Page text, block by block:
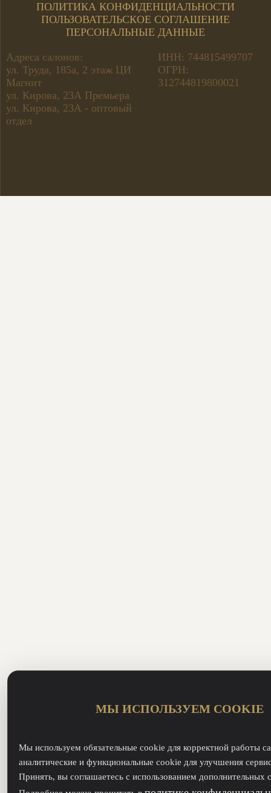
ПОЛИТИКА КОНФИДЕНЦИАЛЬНОСТИ
ПОЛЬЗОВАТЕЛЬСКОЕ СОГЛАШЕНИЕ
ПЕРСОНАЛЬНЫЕ ДАННЫЕ
Адреса салонов:
ул. Труда, 185а, 2 этаж ЦИ
Магнит
ул. Кирова, 23А Премьера
ул. Кирова, 23А - оптовый
отдел
ИНН: 744815499707
ОГРН:
312744819800021
МЫ ИСПОЛЬЗУЕМ COOKIE
Мы используем обязательные cookie для корректной работы
аналитические и функциональные cookie для улучшения
Принять, вы соглашаетесь с использованием дополнительных